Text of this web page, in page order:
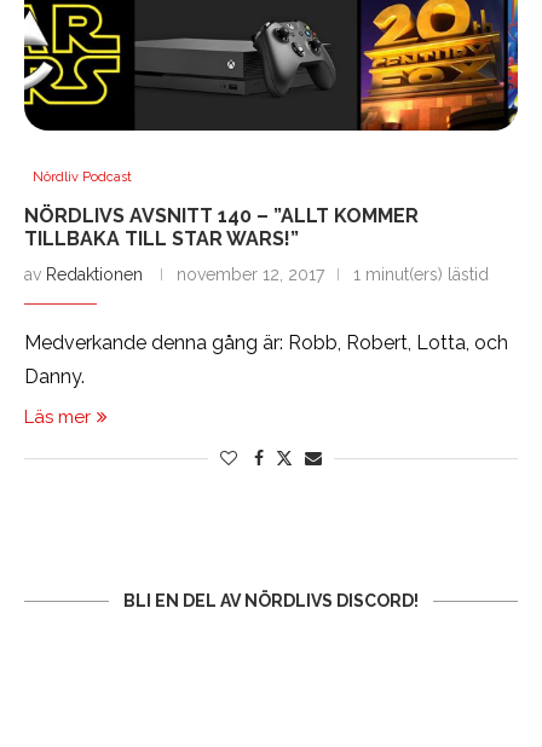
Nördliv Podcast
NÖRDLIVS AVSNITT 140 – ”ALLT KOMMER
TILLBAKA TILL STAR WARS!”
av Redaktionen november 12, 2017 1 minut(ers) lästid
Medverkande denna gång är: Robb, Robert, Lotta, och
Danny.
Läs mer
BLI EN DEL AV NÖRDLIVS DISCORD!